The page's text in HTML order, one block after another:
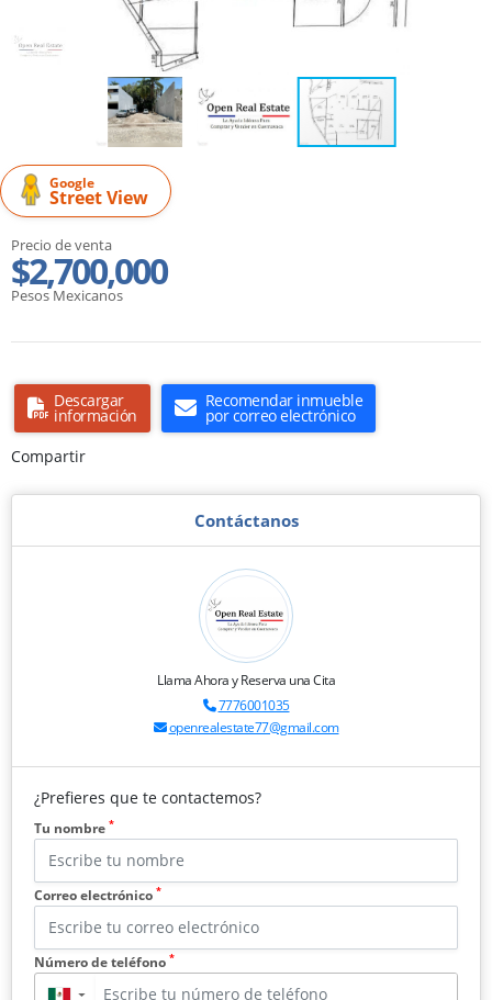
Google
Street View
Precio de venta
$2,700,000
Pesos Mexicanos
Descargar
información
Recomendar inmueble
por correo electrónico
Compartir
Contáctanos
Llama Ahora y Reserva una Cita
7776001035
openrealestate77@gmail.com
¿Prefieres que te contactemos?
Tu nombre *
Correo electrónico *
Número de teléfono *
▼